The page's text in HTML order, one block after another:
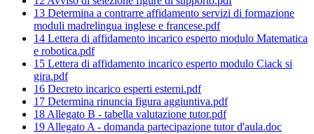
13 Determina a contrarre affidamento servizi di formazione
moduli madrelingua inglese e francese.pdf
14 Lettera di affidamento incarico esperto modulo Matematica
e robotica.pdf
15 Lettera di affidamento incarico esperto modulo Ciack si
gira.pdf
16 Decreto incarico esperti esterni.pdf
17 Determina rinuncia figura aggiuntiva.pdf
18 Allegato B - tabella valutazione tutor.pdf
19 Allegato A - domanda partecipazione tutor d'aula.doc